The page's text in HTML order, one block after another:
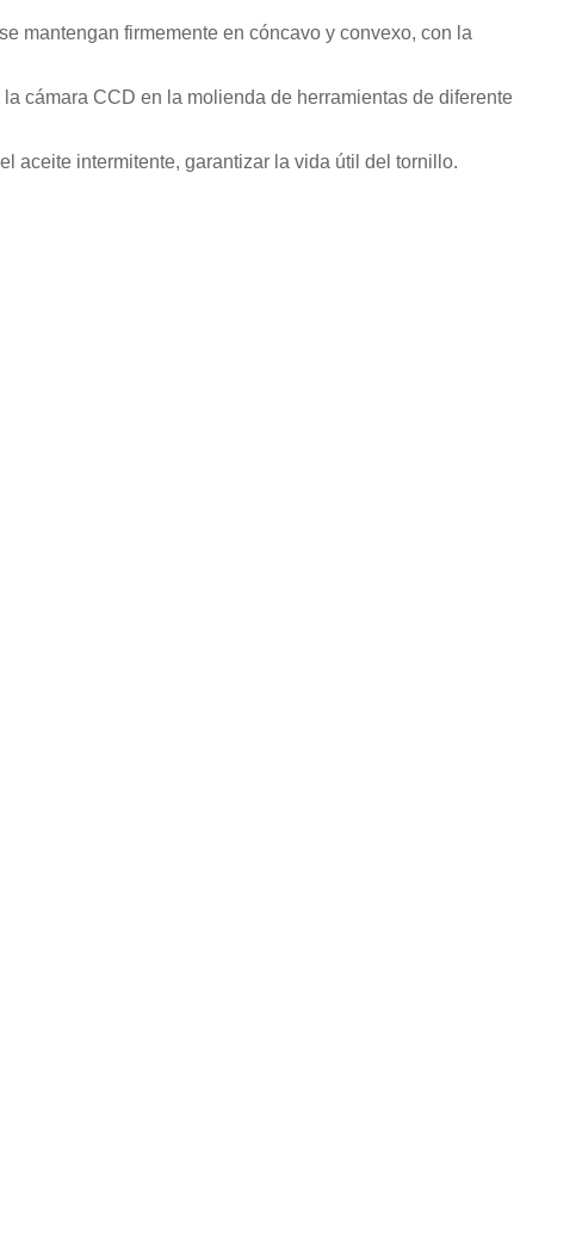
mantengan firmemente en cóncavo y convexo, con la
cámara CCD en la molienda de herramientas de diferente
aceite intermitente, garantizar la vida útil del tornillo.